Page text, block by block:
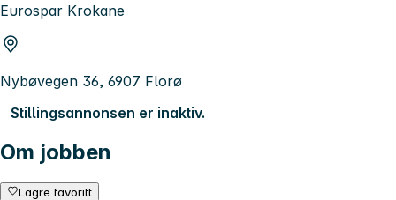
Eurospar Krokane
Nybøvegen 36, 6907 Florø
Stillingsannonsen er inaktiv.
Om jobben
Lagre favoritt